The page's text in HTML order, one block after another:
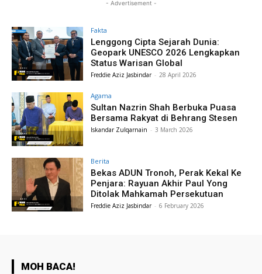
- Advertisement -
Fakta
Lenggong Cipta Sejarah Dunia:
Geopark UNESCO 2026 Lengkapkan
Status Warisan Global
Freddie Aziz Jasbindar - 28 April 2026
Agama
Sultan Nazrin Shah Berbuka Puasa
Bersama Rakyat di Behrang Stesen
Iskandar Zulqarnain - 3 March 2026
Berita
Bekas ADUN Tronoh, Perak Kekal Ke
Penjara: Rayuan Akhir Paul Yong
Ditolak Mahkamah Persekutuan
Freddie Aziz Jasbindar - 6 February 2026
MOH BACA!